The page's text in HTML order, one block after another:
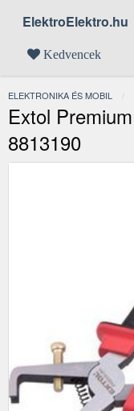
ElektroElektro.hu
Kedvencek
ELEKTRONIKA ÉS MOBIL
Extol Premium
8813190